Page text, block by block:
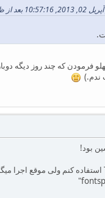
از ظهر
فرمودن که چند روز دیگه
ندم.)
بود!